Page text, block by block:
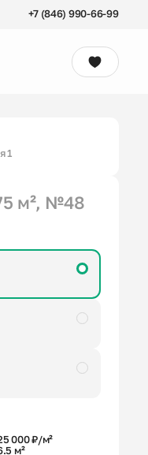
+7 (846) 990-66-99
1
м², №48
000 ₽/м²
м²